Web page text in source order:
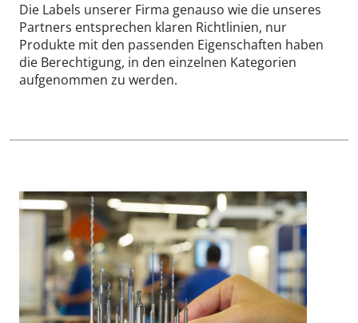
Die Labels unserer Firma genauso wie die unseres
Partners entsprechen klaren Richtlinien, nur
Produkte mit den passenden Eigenschaften haben
die Berechtigung, in den einzelnen Kategorien
aufgenommen zu werden.